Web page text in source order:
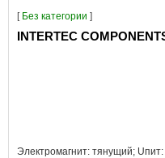
[ Без категории ]
INTERTEC
Электромагнит: тянущий;